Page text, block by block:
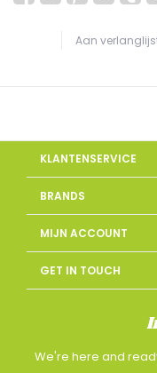
Aan
KLANTENSERVICE
BRANDS
MIJN ACCOUNT
GET IN TOUCH
We're here and